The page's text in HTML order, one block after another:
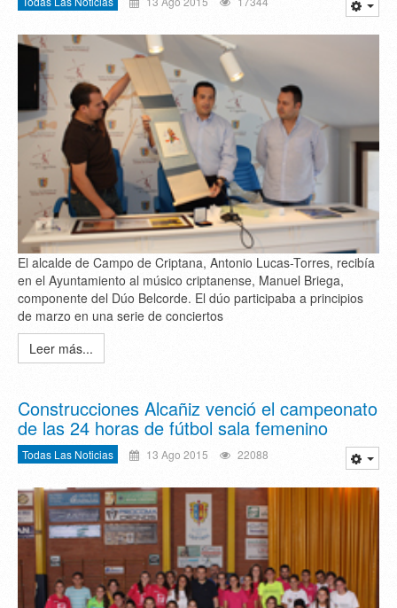
El alcalde de Campo de Criptana, Antonio Lucas-Torres, recibía
en el Ayuntamiento al músico criptanense, Manuel Briega,
componente del Dúo Belcorde. El dúo participaba a principios
de marzo en una serie de conciertos
Leer más...
Construcciones Alcañiz venció el campeonato
de las 24 horas de fútbol sala femenino
Todas Las Noticias 13 Ago 2015 22088